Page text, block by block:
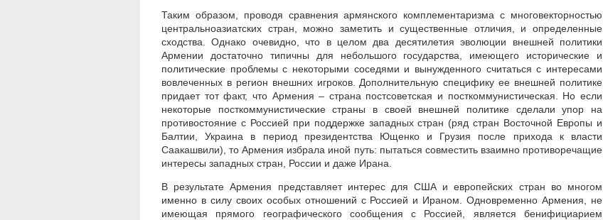
Таким образом, проводя сравнения армянского комплементаризма с многовекторностью
центральноазиатских стран, можно заметить и существенные отличия, и определенные
сходства. Однако очевидно, что в целом два десятилетия эволюции внешней политики
Армении достаточно типичны для небольшого государства, имеющего исторические и
политические проблемы с некоторыми соседями и вынужденного считаться с интересами
вовлеченных в регион внешних игроков. Дополнительную специфику ее внешней политике
придает тот факт, что Армения – страна постсоветская и посткоммунистическая. Но если
некоторые посткоммунистические страны в своей внешней политике сделали упор на
противостояние с Россией при поддержке западных стран (ряд стран Восточной Европы и
Балтии, Украина в период президентства Ющенко и Грузия после прихода к власти
Саакашвили), то Армения избрала иной путь: пытаться совместить взаимно противоречащие
интересы западных стран, России и даже Ирана.
В результате Армения представляет интерес для США и европейских стран во многом
именно в силу своих особых отношений с Россией и Ираном. Одновременно Армения, не
имеющая прямого географического сообщения с Россией, является бенифициарием